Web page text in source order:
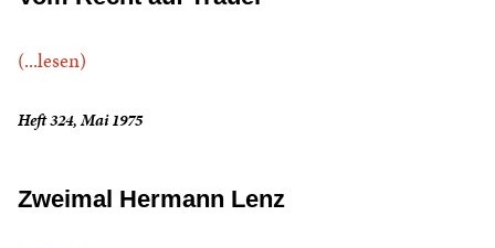
(...lesen)
Heft 324, Mai 1975
Zweimal Hermann Lenz